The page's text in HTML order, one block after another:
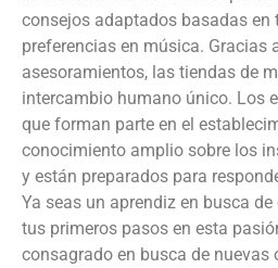
consejos adaptados basadas en
preferencias en música. Gracias
asesoramientos, las tiendas de
intercambio humano único. Los
que forman parte en el
conocimiento amplio sobre los
y están preparados para
Ya seas un aprendiz en busca
tus primeros pasos en esta
consagrado en busca de nuevas